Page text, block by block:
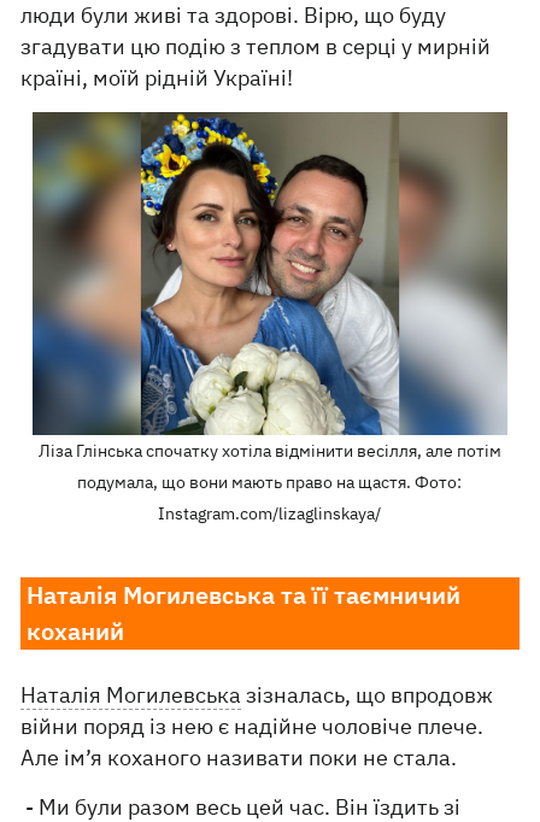
люди були живі та здорові. Вірю, що буду
згадувати цю подію з теплом в серці у мирній
країні, моїй рідній Україні!
Ліза Глінська спочатку хотіла відмінити весілля, але потім
подумала, що вони мають право на щастя. Фото:
Instagram.com/lizaglinskaya/
Наталія Могилевська та її таємничий
коханий
Наталія Могилевська зізналась, що впродовж
війни поряд із нею є надійне чоловіче плече.
Але ім’я коханого називати поки не стала.
- Ми були разом весь цей час. Він їздить зі